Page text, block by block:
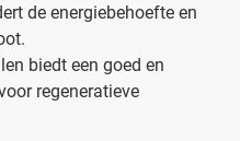
de energiebehoefte en
biedt een goed en
regeneratieve